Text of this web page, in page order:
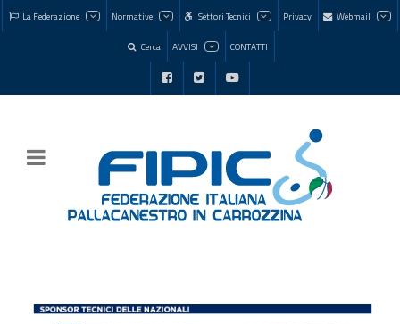
La Federazione Normative Settori Tecnici Privacy Webmail
Cerca AVVISI CONTATTI